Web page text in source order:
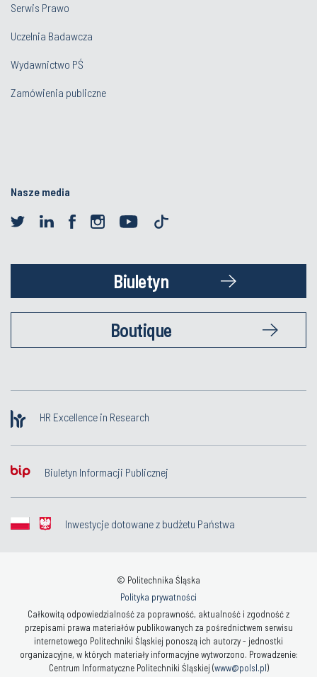
Serwis Prawo
Uczelnia Badawcza
Wydawnictwo PŚ
Zamówienia publiczne
Nasze media
Biuletyn
Boutique
HR Excellence in Research
Biuletyn Informacji Publicznej
Inwestycje dotowane z budżetu Państwa
© Politechnika Śląska
Polityka prywatności
Całkowitą odpowiedzialność za poprawność, aktualność i zgodność z
przepisami prawa materiałów publikowanych za pośrednictwem serwisu
internetowego Politechniki Śląskiej ponoszą ich autorzy - jednostki
organizacyjne, w których materiały informacyjne wytworzono. Prowadzenie:
Centrum Informatyczne Politechniki Śląskiej (www@polsl.pl)